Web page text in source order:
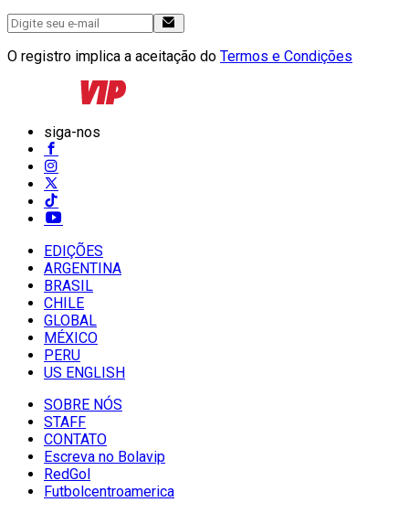
O registro implica a aceitação do Termos e Condições
siga-nos
EDIÇÕES
ARGENTINA
BRASIL
CHILE
GLOBAL
MÉXICO
PERU
US ENGLISH
SOBRE NÓS
STAFF
CONTATO
Escreva no Bolavip
RedGol
Futbolcentroamerica